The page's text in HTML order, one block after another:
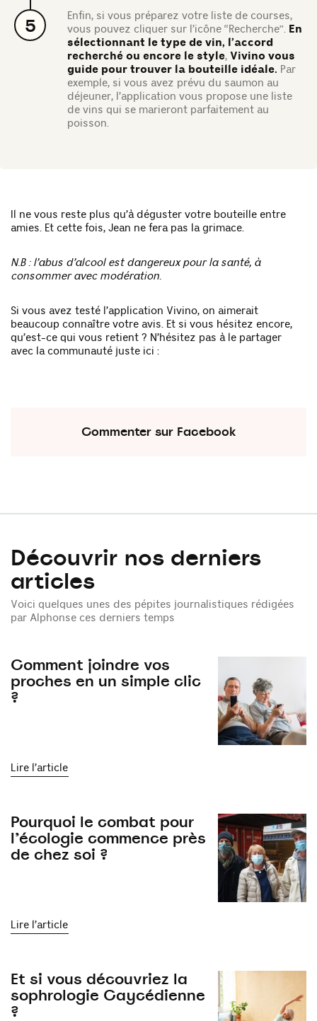
5
Enfin, si vous préparez votre liste de courses,
vous pouvez cliquer sur l’icône “Recherche”. En
sélectionnant le type de vin, l’accord
recherché ou encore le style, Vivino vous
guide pour trouver la bouteille idéale. Par
exemple, si vous avez prévu du saumon au
déjeuner, l’application vous propose une liste
de vins qui se marieront parfaitement au
poisson.
Il ne vous reste plus qu’à déguster votre bouteille entre
amies. Et cette fois, Jean ne fera pas la grimace.
N.B : l’abus d’alcool est dangereux pour la santé, à
consommer avec modération.
Si vous avez testé l’application Vivino, on aimerait
beaucoup connaître votre avis. Et si vous hésitez encore,
qu’est-ce qui vous retient ? N’hésitez pas à le partager
avec la communauté juste ici :
Commenter sur Facebook
Découvrir nos derniers
articles
Voici quelques unes des pépites journalistiques rédigées
par Alphonse ces derniers temps
Comment joindre vos
proches en un simple clic
?
Lire l’article
Pourquoi le combat pour
l’écologie commence près
de chez soi ?
Lire l’article
Et si vous découvriez la
sophrologie Caycédienne
?